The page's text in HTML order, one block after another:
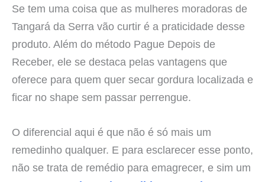
Se tem uma coisa que as mulheres moradoras de
Tangará da Serra vão curtir é a praticidade desse
produto. Além do método Pague Depois de
Receber, ele se destaca pelas vantagens que
oferece para quem quer secar gordura localizada e
ficar no shape sem passar perrengue.
O diferencial aqui é que não é só mais um
remedinho qualquer. E para esclarecer esse ponto,
não se trata de remédio para emagrecer, e sim um